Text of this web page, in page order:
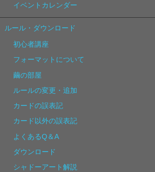
イベントカレンダー
ルール・ダウンロード
初心者講座
フォーマットについて
繭の部屋
ルールの変更・追加
カードの誤表記
カード以外の誤表記
よくあるQ＆A
ダウンロード
シャドーアート解説